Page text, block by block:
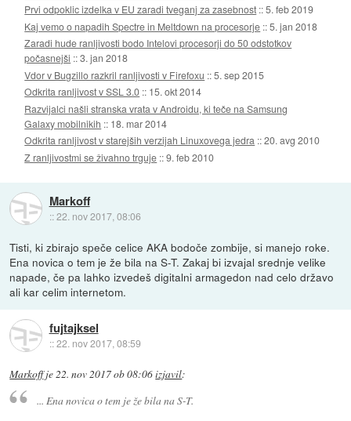
Prvi odpoklic izdelka v EU zaradi tveganj za zasebnost ::5. feb 2019
Kaj vemo o napadih Spectre in Meltdown na procesorje ::5. jan 2018
Zaradi hude ranljivosti bodo Intelovi procesorji do 50 odstotkov
počasnejši ::3. jan 2018
Vdor v Bugzillo razkril ranljivosti v Firefoxu ::5. sep 2015
Odkrita ranljivost v SSL 3.0 :: 15. okt 2014
Razvijalci našli stranska vrata v Androidu, ki teče na Samsung
Galaxy mobilnikih :: 18. mar 2014
Odkrita ranljivost v starejših verzijah Linuxovega jedra ::20. avg 2010
Z ranljivostmi se živahno trguje ::9. feb 2010
Markoff
::22. nov 2017, 08:06
Tisti, ki zbirajo speče celice AKA bodoče zombije, si manejo roke.
Ena novica o tem je že bila na S-T. Zakaj bi izvajal srednje velike
napade, če pa lahko izvedeš digitalni armagedon nad celo državo
ali kar celim internetom.
fujtajksel
::22. nov 2017, 08:59
Markoffje22. nov 2017 ob 08:06izjavil:
... Ena novica o tem je že bila na S-T.